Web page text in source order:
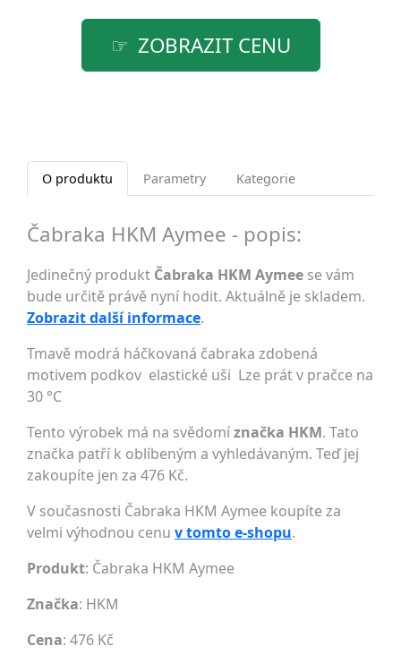
ZOBRAZIT CENU
O produktu Parametry Kategorie
Čabraka HKM Aymee - popis:
Jedinečný produkt Čabraka HKM Aymee se vám
bude určitě právě nyní hodit. Aktuálně je skladem.
Zobrazit další informace.
Tmavě modrá háčkovaná čabraka zdobená
motivem podkov elastické uši Lze prát v pračce na
30 °C
Tento výrobek má na svědomíznačka HKM. Tato
značka patří k oblíbeným a vyhledávaným. Teď jej
zakoupíte jen za 476 Kč.
V současnosti Čabraka HKM Aymee koupíte za
velmi výhodnou cenu v tomto e-shopu.
Produkt: Čabraka HKM Aymee
Značka: HKM
Cena: 476 Kč